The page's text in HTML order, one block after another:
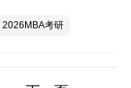
2026MBA考研